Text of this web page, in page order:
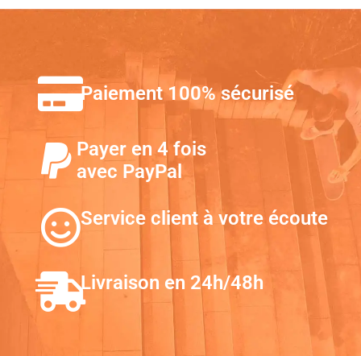
Paiement 100% sécurisé
Payer en 4 fois
avec PayPal
Service client à votre écoute
Livraison en 24h/48h